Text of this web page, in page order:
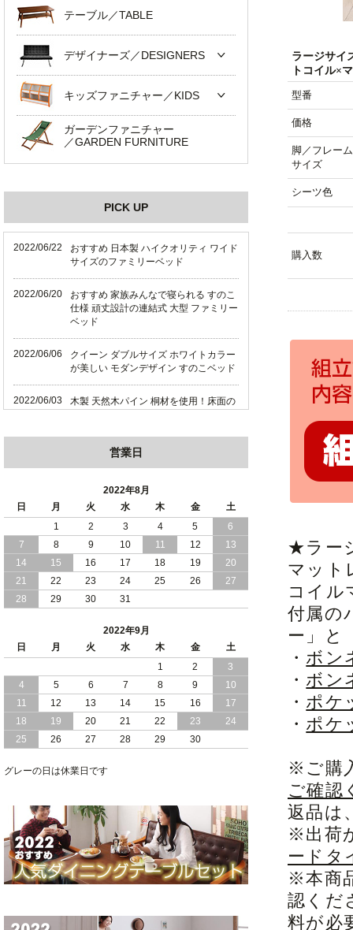
ラージサイ
トコイル×
型番
価格
脚／フレーム
サイズ
シーツ色
購入数
★ラー
マット
コイル
付属の
ー」と
・ ボン
・ ボン
・ ポケ
・ ポケ
※ご購
ご確認
返品は
※出荷
ードタ
※本商
認くだ
料が必
テーブル／TABLE
デザイナーズ／DESIGNERS
キッズファニチャー／KIDS
ガーデンファニチャー
／GARDEN FURNITURE
PICK UP
2022/06/22
おすすめ 日本製 ハイクオリティ ワイド
サイズのファミリーベッド
2022/06/20
おすすめ 家族みんなで寝られる すのこ
仕様 頑丈設計の連結式 大型 ファミリー
ベッド
2022/06/06
クイーン ダブルサイズ ホワイトカラー
が美しい モダンデザイン すのこベッド
2022/06/03
木製 天然木パイン 桐材を使用！床面の
おすすめ 木製 天然木パイン 使用！床面
2022/05/25
狭いお部屋におすすめ 省スペース 大容
量 収納ベッド
2022/05/22
おすすめ 高さが調節可能なシンプルす
のこベッド
2022/05/13 おすすめ シンプル デザイン ローベッド
クイーン キング サイズ が選べる！ モ
ダン デザイン レザーベッド
2022/05/06
レザー 仕様の すのこベット ギャザリン
グ加工で高級感アップ
営業日
2022年8月
日
月 火 水 木 金
土
1
2 3 4 5
6
7
8 9 10 11 12
13
14
15 16 17 18 19
20
21
22 23 24 25 26
27
28
29 30 31
2022年9月
日
月 火 水 木 金
土
1
2
3
4
5 6 7 8 9
10
11
12 13 14 15 16
17
18
19 20 21 22 23
24
25
26 27 28 29 30
グレーの日は休業日です